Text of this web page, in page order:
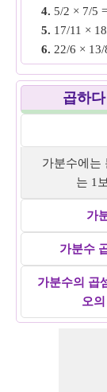
예 3: 16/4 × 8/
해결책:분자
5 = 20
간단한 형태로
의 가분수 곱셈
12/5 ×
해결책:분자
= 30
간단한 형식
18/4 ×
해결책:분자와
7 = 28
간단한 형태
부적절18/4 ×
4. 5/2 × 7/5
5. 17/11 ×
6. 22/6 ×
7.10/8 ×
8.25/3 ×
12/5 ×
35/17 ×
곱하
가분수에는
는 1
가
가분수
가분수의 곱
오